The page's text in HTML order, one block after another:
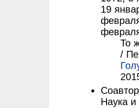
19
То
/
Наука